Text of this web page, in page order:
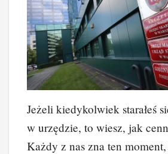
Jeżeli kiedykolwiek starałeś
w urzędzie, to wiesz, jak
Każdy z nas zna ten